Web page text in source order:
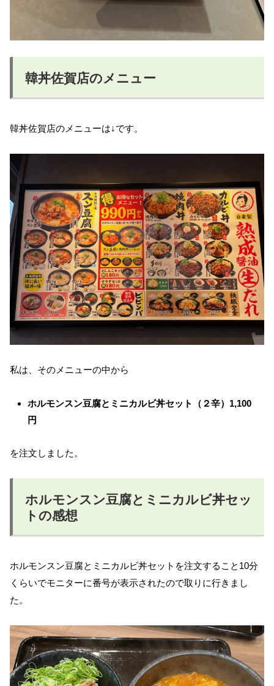
韓丼佐賀店のメニュー
韓丼佐賀店のメニューは↓です。
私は、そのメニューの中から
ホルモンスン豆腐とミニカルビ丼セット（２辛）1,100
円
を注文しました。
ホルモンスン豆腐とミニカルビ丼セッ
トの感想
ホルモンスン豆腐とミニカルビ丼セットを注文すること10分
くらいでモニターに番号が表示されたので取りに行きまし
た。